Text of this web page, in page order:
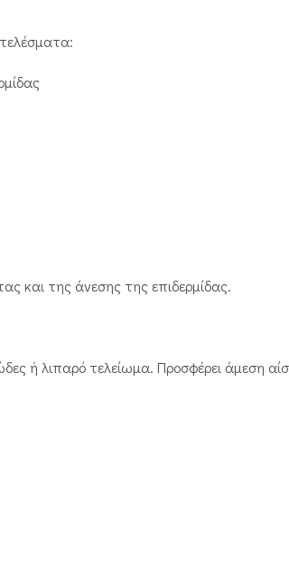
και της άνεσης της επιδερμίδας.
ή λιπαρό τελείωμα. Προσφέρει άμεση